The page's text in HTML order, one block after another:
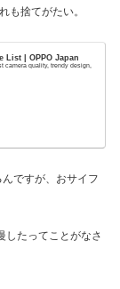
も捨てがたい。
List | OPPO Japan
camera quality, trendy design,
ですが、おサイフ
したってことがなさ